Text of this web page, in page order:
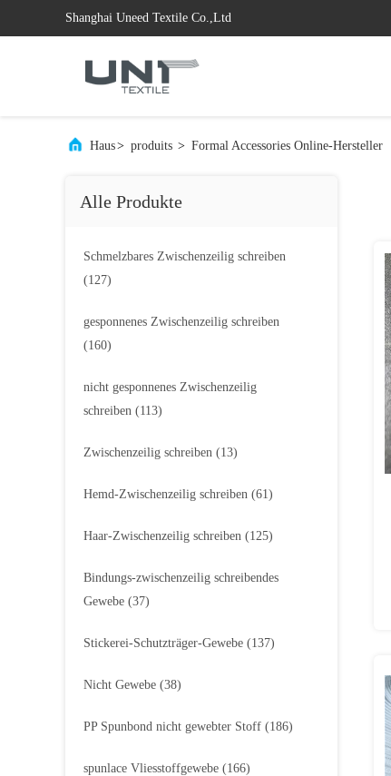
Shanghai Uneed Textile Co.,Ltd
Haus> produits > Formal Accessories Online-Hersteller
Alle Produkte
Schmelzbares Zwischenzeilig schreiben
(127)
gesponnenes Zwischenzeilig schreiben
(160)
nicht gesponnenes Zwischenzeilig
schreiben (113)
Zwischenzeilig schreiben (13)
Hemd-Zwischenzeilig schreiben (61)
Haar-Zwischenzeilig schreiben (125)
Bindungs-zwischenzeilig schreibendes
Gewebe (37)
Stickerei-Schutzträger-Gewebe (137)
Nicht Gewebe (38)
PP Spunbond nicht gewebter Stoff (186)
spunlace Vliesstoffgewebe (166)